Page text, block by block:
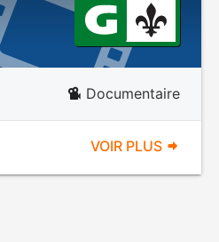
Documentaire
VOIR PLUS